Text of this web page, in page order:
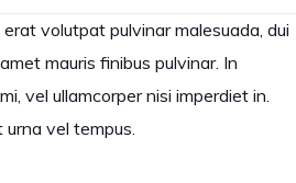
volutpat pulvinar malesuada, dui
mauris finibus pulvinar. In
vel ullamcorper nisi imperdiet in.
urna vel tempus.